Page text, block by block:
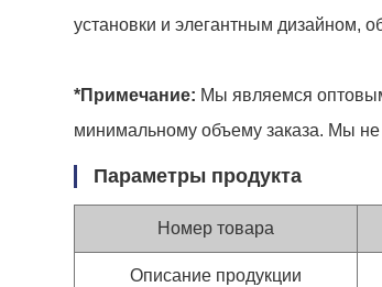
установки и элегантным дизайном,
*Примечание: Мы являемся
минимальному объему заказа. Мы
Параметры продукта
Номер товара
Описание продукции